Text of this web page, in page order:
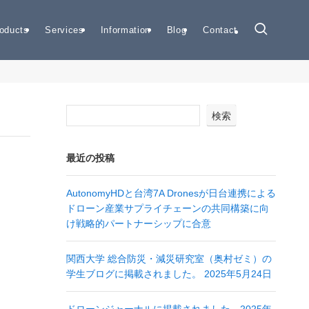
Services Information Blog Contact
検索
最近の投稿
AutonomyHDと台湾7A Dronesが日台連携による
ドローン産業サプライチェーンの共同構築に向
け戦略的パートナーシップに合意
関西大学 総合防災・減災研究室（奥村ゼミ）の
学生ブログに掲載されました。 2025年5月24日